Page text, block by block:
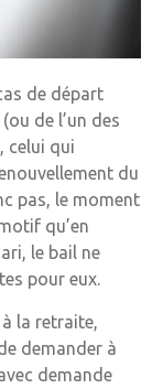
de départ
de l’un des
celui qui
du
pas, le moment
qu’en
le bail ne
pour eux.
la retraite,
demander à
demande